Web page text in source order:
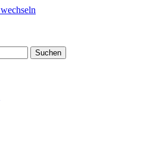
Suchen